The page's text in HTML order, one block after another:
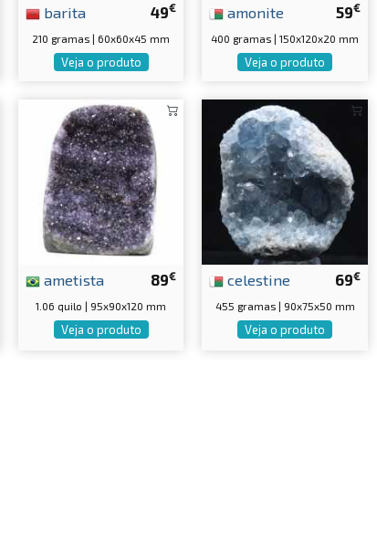
49€
barita
210 gramas | 60x60x45 mm
Veja o produto
59€
amonite
400 gramas | 150x120x20 mm
Veja o produto
89€
ametista
1.06 quilo | 95x90x120 mm
Veja o produto
69€
celestine
455 gramas | 90x75x50 mm
Veja o produto